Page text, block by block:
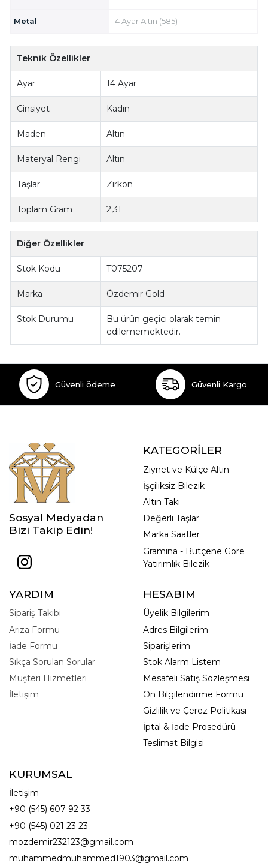
Metal 14 Ayar Altın (585)
Teknik Özellikler
Ayar 14 Ayar
Cinsiyet Kadın
Maden Altın
Materyal Rengi Altın
Taşlar Zirkon
Toplam Gram 2,31
Diğer Özellikler
Stok Kodu T075207
Marka Özdemir Gold
Stok Durumu
Bu ürün geçici olarak temin
edilememektedir.
Güvenli ödeme Güvenli Kargo
Sosyal Medyadan
Bizi Takip Edin!
KATEGORİLER
Ziynet ve Külçe Altın
İşçiliksiz Bilezik
Altın Takı
Değerli Taşlar
Marka Saatler
Gramına - Bütçene Göre
Yatırımlık Bilezik
YARDIM
Sipariş Takibi
Arıza Formu
İade Formu
Sıkça Sorulan Sorular
Müşteri Hizmetleri
İletişim
HESABIM
Üyelik Bilgilerim
Adres Bilgilerim
Siparişlerim
Stok Alarm Listem
Mesafeli Satış Sözleşmesi
Ön Bilgilendirme Formu
Gizlilik ve Çerez Politikası
İptal & İade Prosedürü
Teslimat Bilgisi
KURUMSAL
İletişim
+90 (545) 607 92 33
+90 (545) 021 23 23
mozdemir232123@gmail.com
muhammedmuhammed1903@gmail.com